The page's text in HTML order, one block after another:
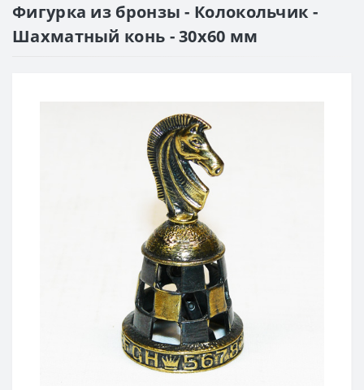
Фигурка из бронзы - Колокольчик -
Шахматный конь - 30х60 мм